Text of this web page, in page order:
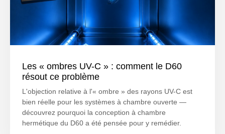
Les « ombres UV-C » : comment le D60
résout ce problème
L'objection relative à l'« ombre » des rayons UV-C est
bien réelle pour les systèmes à chambre ouverte —
découvrez pourquoi la conception à chambre
hermétique du D60 a été pensée pour y remédier.